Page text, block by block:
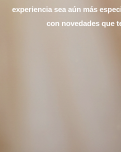
experiencia sea aún más
con novedades que